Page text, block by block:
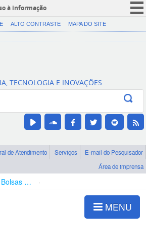
à informação
CORONAVÍRUS (COVID-19)
Canais
ALTO CONTRASTE MAPA DO SITE
TECNOLOGIA E INOVAÇÕES
de Atendimento Serviços
E-mail do Pesquisador
Área de imprensa
Bolsas e Auxílios Vigentes
MENU